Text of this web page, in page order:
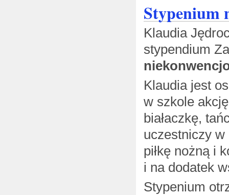
Stypenium
Klaudia
stypendium
Klaudia jest
w szkole
białaczkę,
uczestniczy w
piłkę nożną i
i na dodatek
Stypenium